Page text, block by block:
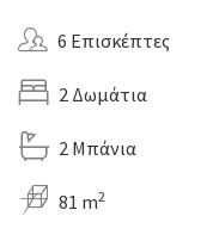
6 Επισκέπτες
2 Δωμάτια
2 Μπάνια
81 m2